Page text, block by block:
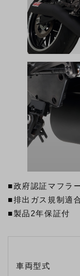
■政府認証マフラ
■排出ガス規制適
■製品2年保証付
車両型式